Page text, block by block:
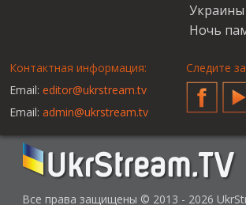
Украины
Ночь
Контактная информация:
Email: editor@ukrstream.tv
Email: admin@ukrstream.tv
Следите
Facebook
Все права защищены © 2013 - 2026